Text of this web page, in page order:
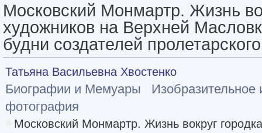
Московский Монмартр. Жизнь
художников на Верхней
будни создателей
Татьяна Васильевна Хвостенко
Биографии и Мемуары
Изобразительное
фотография
Московский Монмартр. Жизнь вокруг